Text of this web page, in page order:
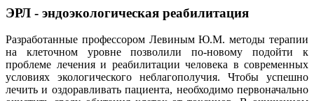
ЭРЛ - эндоэкологическая реабилитация
Разработанные профессором Левиным Ю.М. методы терапии
на клеточном уровне позволили по-новому подойти к
проблеме лечения и реабилитации человека в современных
условиях экологического неблагополучия. Чтобы успешно
лечить и оздоравливать пациента, необходимо первоначально